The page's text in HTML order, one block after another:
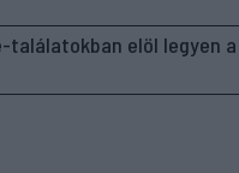
elöl legyen